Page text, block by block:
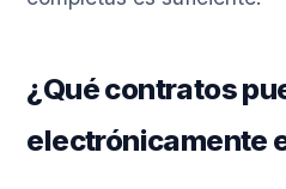
¿Qué contratos
electrónicamente